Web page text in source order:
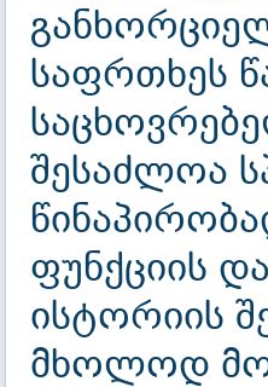
საფრთხეს
შესაძლოა
ფუნქციის
ისტორიის
მხოლოდ